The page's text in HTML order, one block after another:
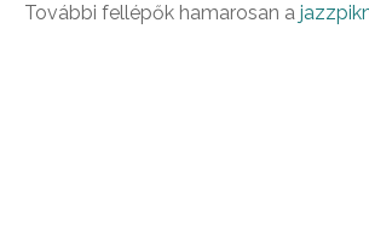
További fellépők hamarosan a